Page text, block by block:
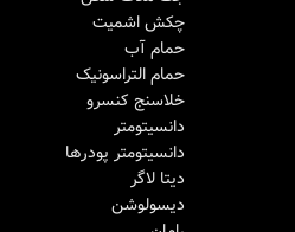
چکش اشمیت
حمام آب
حمام التراسونیک
خلاسنج کنسرو
دانسیتومتر
دانسیتومتر پودرها
دیتا لاگر
دیسولوشن